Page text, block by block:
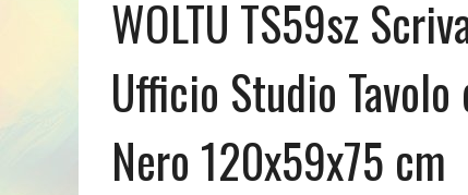
WOLTU TS59sz
Ufficio Studio Tavolo
Nero 120x59x75 cm